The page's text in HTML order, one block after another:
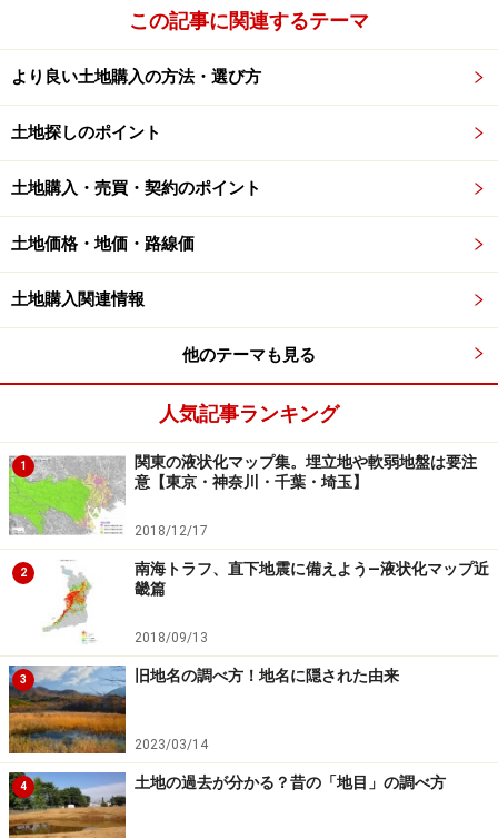
この記事に関連するテーマ
より良い土地購入の方法・選び方
土地探しのポイント
土地購入・売買・契約のポイント
土地価格・地価・路線価
土地購入関連情報
他のテーマも見る
人気記事ランキング
1
関東の液状化マップ集。埋立地や軟弱地盤は要注
意【東京・神奈川・千葉・埼玉】
2018/12/17
2
南海トラフ、直下地震に備えよう―液状化マップ近
畿篇
2018/09/13
3 旧地名の調べ方！地名に隠された由来
2023/03/14
4 土地の過去が分かる？昔の「地目」の調べ方